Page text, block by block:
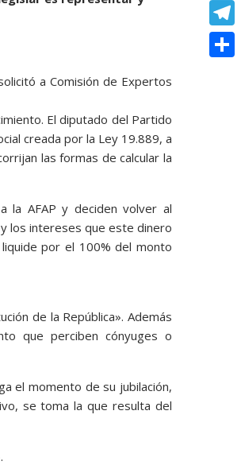
a Comisión de Expertos
El diputado del Partido
creada por la Ley 19.889, a
las formas de calcular la
la AFAP y deciden volver al
los intereses que este dinero
por el 100% del monto
de la República». Además
que perciben cónyuges o
el momento de su jubilación,
se toma la que resulta del
k
e
r
e
r
t
s
s
s
C
o
p
T